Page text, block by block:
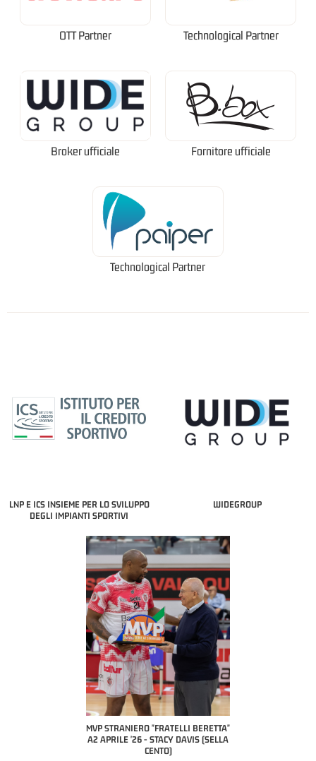
OTT Partner Technological Partner
Broker ufficiale Fornitore ufficiale
Technological Partner
LNP E ICS INSIEME PER LO SVILUPPO
DEGLI IMPIANTI SPORTIVI
WIDEGROUP
MVP STRANIERO "FRATELLI BERETTA"
A2 APRILE '26 - STACY DAVIS (SELLA
CENTO)